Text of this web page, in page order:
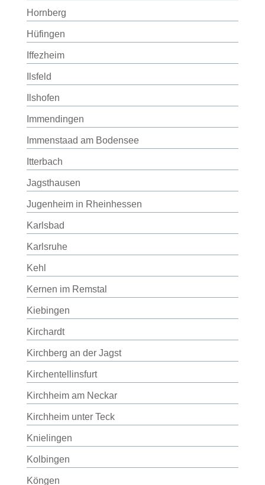
Hornberg
Hüfingen
Iffezheim
Ilsfeld
Ilshofen
Immendingen
Immenstaad am Bodensee
Itterbach
Jagsthausen
Jugenheim in Rheinhessen
Karlsbad
Karlsruhe
Kehl
Kernen im Remstal
Kiebingen
Kirchardt
Kirchberg an der Jagst
Kirchentellinsfurt
Kirchheim am Neckar
Kirchheim unter Teck
Knielingen
Kolbingen
Köngen